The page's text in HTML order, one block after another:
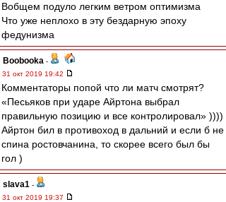
Вобщем подуло легким ветром оптимизма
Что уже неплохо в эту бездарную эпоху
федунизма
Boobooka -
31 окт 2019 19:42
Комментаторы попой что ли матч смотрят?
«Песьяков при ударе Айртона выбрал
правильную позицию и все контролировал» ))))
Айртон бил в противоход в дальний и если б не
спина ростовчанина, то скорее всего был бы
гол )
slava1 -
31 окт 2019 19:37